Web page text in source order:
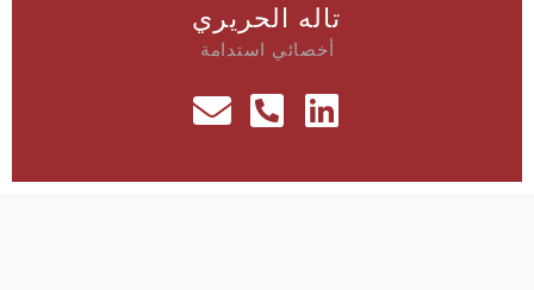
تاله الحريري
أخصائي استدامة